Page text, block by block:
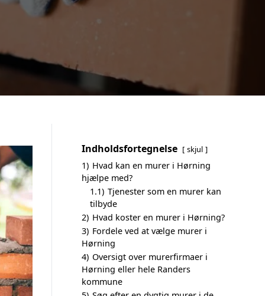
Indholdsfortegnelse skjul
1) Hvad kan en murer i Hørning
hjælpe med?
1.1) Tjenester som en murer kan
tilbyde
2) Hvad koster en murer i Hørning?
3) Fordele ved at vælge murer i
Hørning
4) Oversigt over murerfirmaer i
Hørning eller hele Randers
kommune